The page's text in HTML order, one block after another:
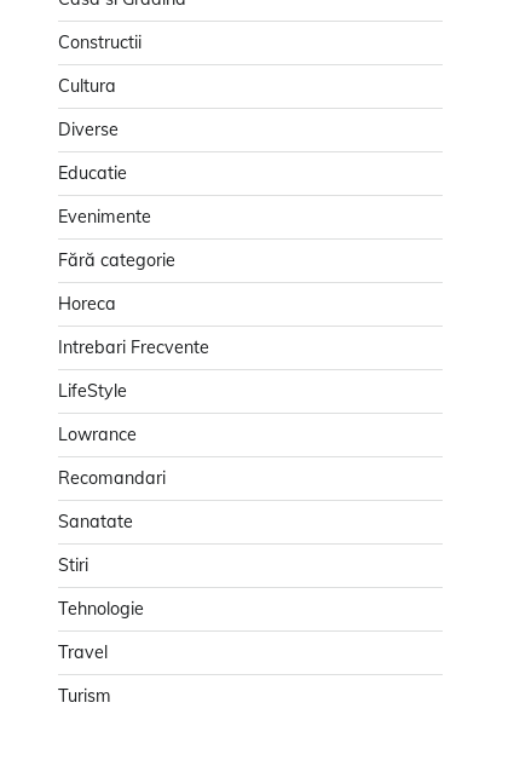
Constructii
Cultura
Diverse
Educatie
Evenimente
Fără categorie
Horeca
Intrebari Frecvente
LifeStyle
Lowrance
Recomandari
Sanatate
Stiri
Tehnologie
Travel
Turism